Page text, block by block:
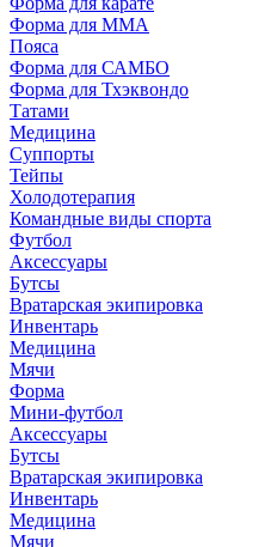
Форма для MMA
Пояса
Форма для САМБО
Форма для Тхэквондо
Татами
Медицина
Суппорты
Тейпы
Холодотерапия
Командные виды спорта
Футбол
Аксессуары
Бутсы
Вратарская экипировка
Инвентарь
Медицина
Мячи
Форма
Мини-футбол
Аксессуары
Бутсы
Вратарская экипировка
Инвентарь
Медицина
Мячи